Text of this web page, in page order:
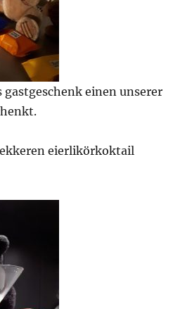
gastgeschenk einen unserer
eierlikörkoktail